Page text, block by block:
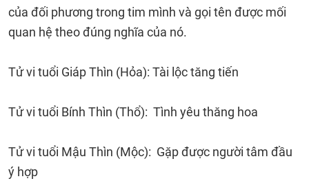
của đối phương trong tim mình và gọi tên được mối
quan hệ theo đúng nghĩa của nó.
Tử vi tuổi Giáp Thìn (Hỏa): Tài lộc tăng tiến
Tử vi tuổi Bính Thìn (Thổ): Tình yêu thăng hoa
Tử vi tuổi Mậu Thìn (Mộc): Gặp được người tâm đầu
ý hợp